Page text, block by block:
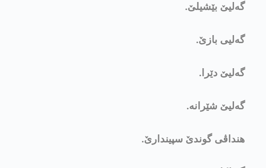
گەلیێ بێشیلێ.
گەلیی بازێ.
گەلیێ دێرا.
گەلیێ شێرانە.
هنداڤی گوندێ سپیندارێ.